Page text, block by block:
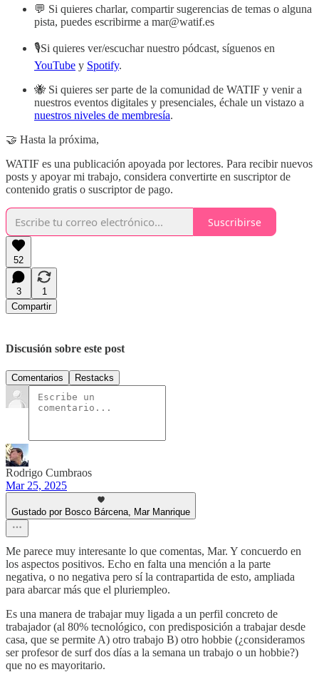
💬 Si quieres charlar, compartir sugerencias de temas o alguna
pista, puedes escribirme a mar@watif.es
🎙️Si quieres ver/escuchar nuestro pódcast, síguenos en
YouTube y Spotify.
🐝 Si quieres ser parte de la comunidad de WATIF y venir a
nuestros eventos digitales y presenciales, échale un vistazo a
nuestros niveles de membresía.
🤝 Hasta la próxima,
WATIF es una publicación apoyada por lectores. Para recibir nuevos
posts y apoyar mi trabajo, considera convertirte en suscriptor de
contenido gratis o suscriptor de pago.
Suscribirse
52
3
1
Compartir
Discusión sobre este post
Comentarios Restacks
Rodrigo Cumbraos
Mar 25, 2025
Gustado por Bosco Bárcena, Mar Manrique
Me parece muy interesante lo que comentas, Mar. Y concuerdo en
los aspectos positivos. Echo en falta una mención a la parte
negativa, o no negativa pero sí la contrapartida de esto, ampliada
para abarcar más que el pluriempleo.
Es una manera de trabajar muy ligada a un perfil concreto de
trabajador (al 80% tecnológico, con predisposición a trabajar desde
casa, que se permite A) otro trabajo B) otro hobbie (¿consideramos
ser profesor de surf dos días a la semana un trabajo o un hobbie?)
que no es mayoritario.